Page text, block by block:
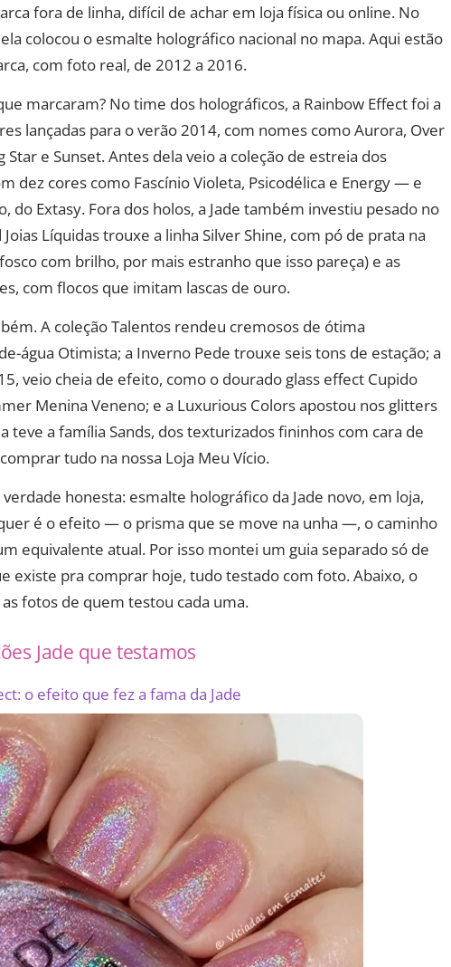
fora de linha, difícil de achar em loja física ou online. No
colocou o esmalte holográfico nacional no mapa. Aqui estão
com foto real, de 2012 a 2016.
marcaram? No time dos holográficos, a Rainbow Effect foi a
lançadas para o verão 2014, com nomes como Aurora, Over
Star e Sunset. Antes dela veio a coleção de estreia dos
dez cores como Fascínio Violeta, Psicodélica e Energy — e
do Extasy. Fora dos holos, a Jade também investiu pesado no
Líquidas trouxe a linha Silver Shine, com pó de prata na
com brilho, por mais estranho que isso pareça) e as
com flocos que imitam lascas de ouro.
A coleção Talentos rendeu cremosos de ótima
água Otimista; a Inverno Pede trouxe seis tons de estação; a
veio cheia de efeito, como o dourado glass effect Cupido
Menina Veneno; e a Luxurious Colors apostou nos glitters
teve a família Sands, dos texturizados fininhos com cara de
tudo na nossa Loja Meu Vício.
honesta: esmalte holográfico da Jade novo, em loja,
é o efeito — o prisma que se move na unha —, o caminho
equivalente atual. Por isso montei um guia separado só de
existe pra comprar hoje, tudo testado com foto. Abaixo, o
fotos de quem testou cada uma.
Jade que testamos
o efeito que fez a fama da Jade